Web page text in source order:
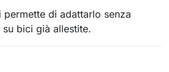
di adattarlo senza
bici già allestite.